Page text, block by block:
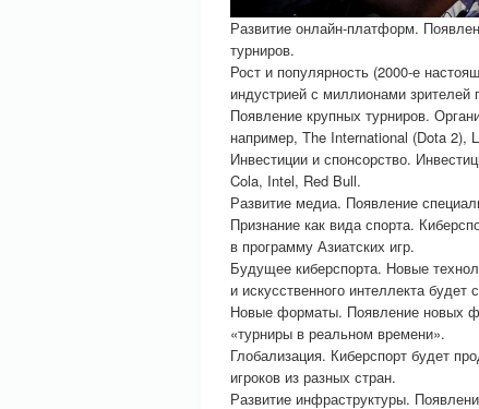
Развитие онлайн-платформ.
турниров.
Рост и популярность (2000-е
индустрией с миллионами зрителей
Появление крупных турниров.
например, The International (Dota 2),
Инвестиции и спонсорство.
Cola, Intel, Red Bull.
Развитие медиа. Появление
Признание как вида спорта.
в программу Азиатских игр.
Будущее киберспорта. Новые
и искусственного интеллекта
Новые форматы. Появление новых
«турниры в реальном времени».
Глобализация. Киберспорт будет
игроков из разных стран.
Развитие инфраструктуры.